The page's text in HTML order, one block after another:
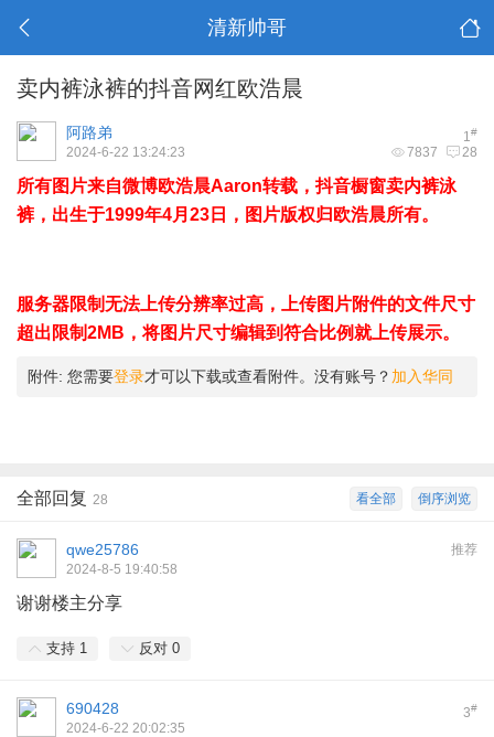
清新帅哥
卖内裤泳裤的抖音网红欧浩晨
1#
阿路弟
7837 28
2024-6-22 13:24:23
所有图片来自微博欧浩晨Aaron转载，抖音橱窗卖内裤泳
裤，出生于1999年4月23日，图片版权归欧浩晨所有。
服务器限制无法上传分辨率过高，上传图片附件的文件尺寸
超出限制2MB，将图片尺寸编辑到符合比例就上传展示。
附件: 您需要登录才可以下载或查看附件。没有账号？ 加入华同
倒序浏览
看全部
全部回复 28
推荐
qwe25786
2024-8-5 19:40:58
谢谢楼主分享
支持 1 反对 0
3#
690428
2024-6-22 20:02:35